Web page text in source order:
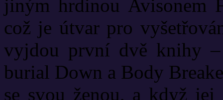
jiným hrdinou Avisonem
což je útvar pro
vyjdou první dvě knihy
burial Down a Body
se svou ženou, a když jej